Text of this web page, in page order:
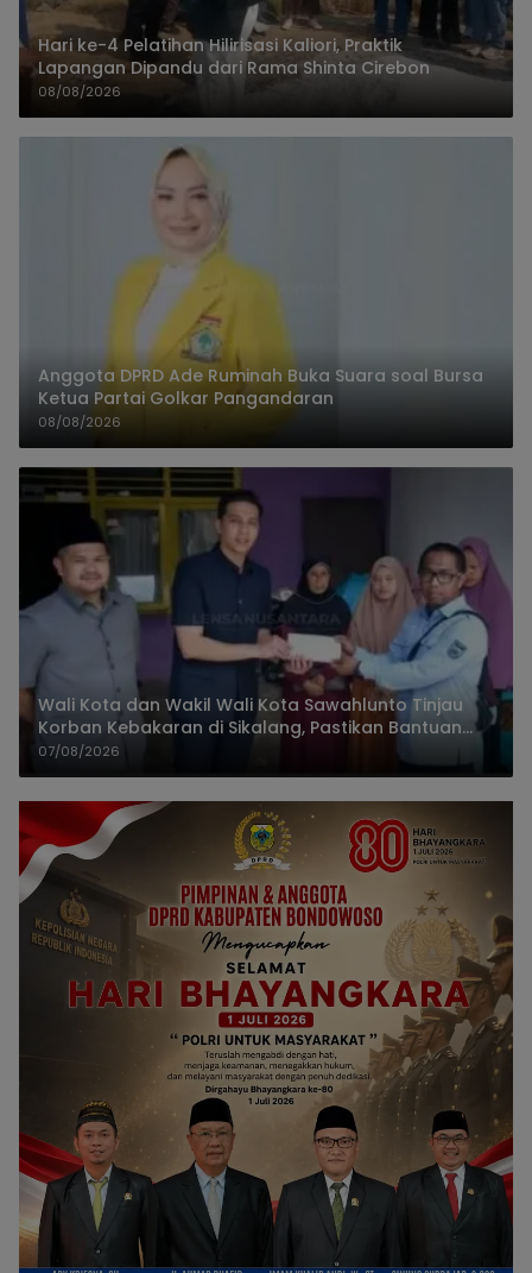
Hari ke-4 Pelatihan Hilirisasi Kaliori, Praktik
Lapangan Dipandu dari Rama Shinta Cirebon
08/08/2026
Anggota DPRD Ade Ruminah Buka Suara soal Bursa
Ketua Partai Golkar Pangandaran
08/08/2026
Wali Kota dan Wakil Wali Kota Sawahlunto Tinjau
Korban Kebakaran di Sikalang, Pastikan Bantuan
dan Perkuat Mitigasi Bencana
07/08/2026